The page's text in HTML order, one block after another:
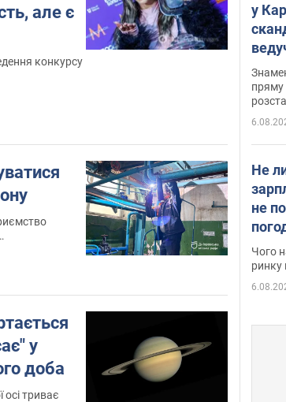
але є
конкурсу
у
доба
триває
у
пряму
Не
не
Чого
ринку